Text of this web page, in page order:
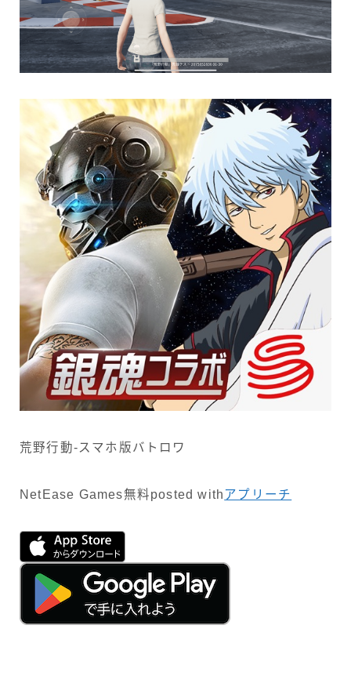
荒野行動-スマホ版バトロワ
NetEase Games無料posted with アプリーチ